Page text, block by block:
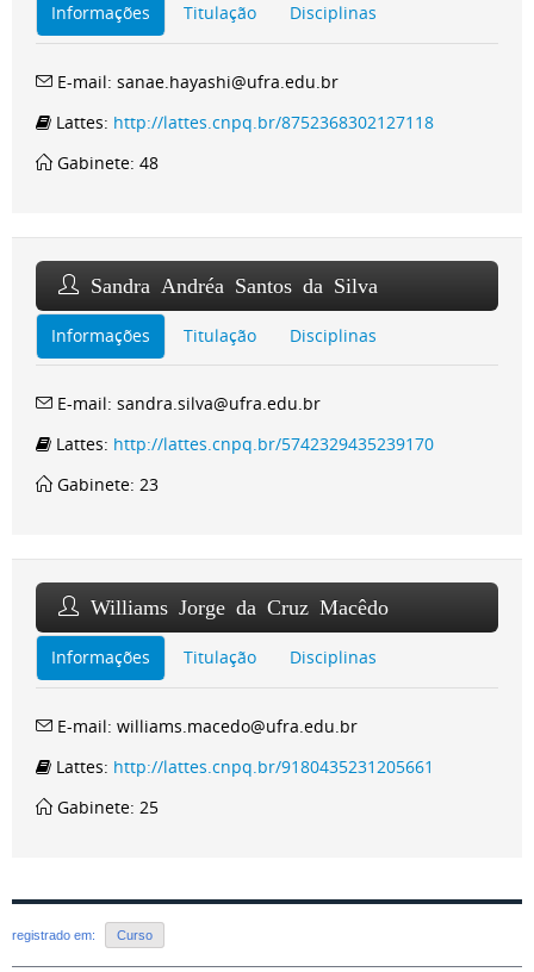
Informações Titulação Disciplinas
E-mail: sanae.hayashi@ufra.edu.br
Lattes: http://lattes.cnpq.br/8752368302127118
Gabinete: 48
Sandra Andréa Santos da Silva
Informações Titulação Disciplinas
E-mail: sandra.silva@ufra.edu.br
Lattes: http://lattes.cnpq.br/5742329435239170
Gabinete: 23
Williams Jorge da Cruz Macêdo
Informações Titulação Disciplinas
E-mail: williams.macedo@ufra.edu.br
Lattes: http://lattes.cnpq.br/9180435231205661
Gabinete: 25
registrado em: Curso